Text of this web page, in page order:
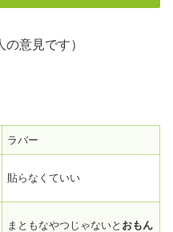
意見です）
ラバー
貼らなくていい
まともなやつじゃないと おもん